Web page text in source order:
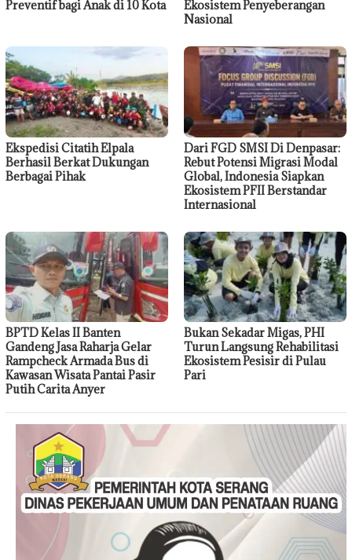
Preventif bagi Anak di 10 Kota
Ekosistem Penyeberangan
Nasional
Ekspedisi Citatih Elpala
Berhasil Berkat Dukungan
Berbagai Pihak
Dari FGD SMSI Di Denpasar:
Rebut Potensi Migrasi Modal
Global, Indonesia Siapkan
Ekosistem PFII Berstandar
Internasional
BPTD Kelas II Banten
Gandeng Jasa Raharja Gelar
Rampcheck Armada Bus di
Kawasan Wisata Pantai Pasir
Putih Carita Anyer
Bukan Sekadar Migas, PHI
Turun Langsung Rehabilitasi
Ekosistem Pesisir di Pulau
Pari